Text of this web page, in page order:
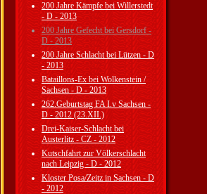
200 Jahre Kämpfe bei Willerstedt
- D - 2013
200 Jahre Gefecht bei Gersdorf -
D - 2013
200 Jahre Schlacht bei Lützen - D
- 2013
Bataillons-Ex bei Wolkenstein /
Sachsen - D - 2013
262.Geburtstag FA I.v Sachsen -
D - 2012 (23.XII.)
Drei-Kaiser-Schlacht bei
Austerlitz - CZ - 2012
Kutschfahrt zur Völkerschlacht
nach Leipzig - D - 2012
Kloster Posa/Zeitz in Sachsen - D
- 2012